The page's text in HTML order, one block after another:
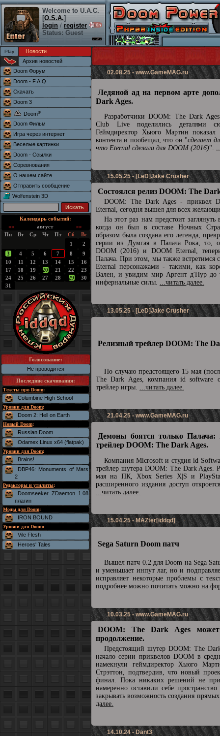
Welcome to U.A.C.
[O.S.A.]
login / register
Status: Guest
Новости
Архив новостей
Doom Форум
Doom - F.A.Q.
Скачать
Doom 3
Doom®
Doom Фильм
Игра через интернет
Веселые картинки
Doom - Ссылки
Соревнования
О нашем сайте
Отправить сообщение
Wolfenstein 3D
Календарь событий:
««
август
»»
Пн
Вт Ср Чт Пт Сб
Вс
1
2
3
4 5 6 7 8
9
10
11 12 13 14 15
16
17
18 19 20 21 22
23
24
25 26 27 28 29
30
31
Голосование:
Не проводится
Последние скачивания:
Тексты про Doom:
Columbine High School
Уровни для Doom:
Doom 2: Hell on Earth
Новый Doom:
Russian Doom
Odamex Linux x64 (flatpak)
Уровни для Doom:
Brains!
DBP46: Monuments of Mars
2
Редакторы и утилиты:
Doomseeker ZDaemon 1.08
плагин
Моды для Doom:
IRON BOUND
Уровни для Doom:
Vile Flesh
Heroes' Tales
02.08.25 -www.GameMAG.ru
Ледяной ад на первом арте
Dark Ages.
Разработчики DOOM: The Dark
Club Live поделились деталями
Геймдиректор Хьюго Мартин показал
контента и пообещал, что он "сделает
что Eternal сделала для DOOM (2016)".
15.05.25 - [LeD]Jake Crusher
Состоялся релиз DOOM: The
DOOM: The Dark Ages - приквел
Eternal, сегодня вышел для всех
На этот раз нам предстоит
когда он был в составе Ночных
образом была создана его легенда,
серии из Думгая в Палача Рока; то, о
DOOM (2016) и DOOM Eternal,
Палача. При этом, мы также встретимся
Eternal персонажами - такими, как
Вален, и увидим мир Аргент д'Нур до
инфернальные силы. ...читать далее.
13.05.25 - [LeD]Jake Crusher
Релизный трейлер DOOM: The
По случаю предстоящего 15 мая
The Dark Ages, компания id software
трейлер игры. ...читать далее.
21.04.25 -www.GameMAG.ru
Демоны боятся только Палача:
трейлер DOOM: The Dark Ages.
Компания Microsoft и студия id
трейлер шутера DOOM: The Dark Ages.
мая на ПК, Xbox Series X|S и
расширенного издания доступ
...читать далее.
15.04.25 - MAZter[iddqd]
Sega Saturn Doom патч
Вышел патч 0.2 для Doom на Sega
и уменьшает инпут лаг, но и
исправляет некоторые проблемы с
подробнее можно почитать можно на
10.03.25 -www.GameMAG.ru
DOOM: The Dark Ages может
продолжение.
Предстоящий шутер DOOM: The
начало серии приквелов DOOM в
намекнули геймдиректор Хьюго
Стрэттон, подтвердив, что новый
финал. Пока никаких решений не
намеренно оставили себе
закрывать возможность создания
далее.
14.10.24 - Dant3